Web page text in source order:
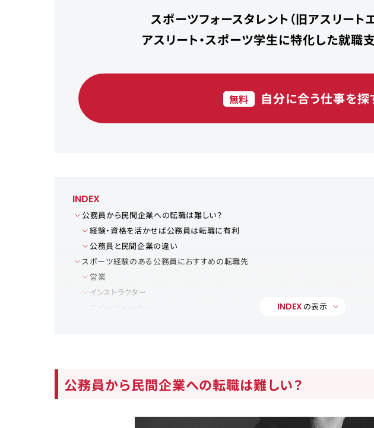
スポーツフォースタレント（旧アスリート
アスリート・スポーツ学生に特化した就職
無料 自分に合う仕事を探
INDEX
公務員から民間企業への転職は難しい？
経験・資格を活かせば公務員は転職に有利
公務員と民間企業の違い
スポーツ経験のある公務員におすすめの転職先
営業
インストラクター
公務員から転職するメリット
公務員から転職するときの面接対策
INDEX の表示
公務員から民間企業への転職は難しい？